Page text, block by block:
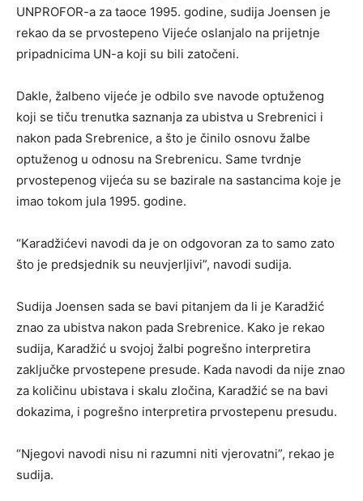
UNPROFOR-a za taoce 1995. godine, sudija Joensen je
rekao da se prvostepeno Vijeće oslanjalo na prijetnje
pripadnicima UN-a koji su bili zatočeni.
Dakle, žalbeno vijeće je odbilo sve navode optuženog
koji se tiču trenutka saznanja za ubistva u Srebrenici i
nakon pada Srebrenice, a što je činilo osnovu žalbe
optuženog u odnosu na Srebrenicu. Same tvrdnje
prvostepenog vijeća su se bazirale na sastancima koje je
imao tokom jula 1995. godine.
“Karadžićevi navodi da je on odgovoran za to samo zato
što je predsjednik su neuvjerljivi”, navodi sudija.
Sudija Joensen sada se bavi pitanjem da li je Karadžić
znao za ubistva nakon pada Srebrenice. Kako je rekao
sudija, Karadžić u svojoj žalbi pogrešno interpretira
zaključke prvostepene presude. Kada navodi da nije znao
za količinu ubistava i skalu zločina, Karadžić se na bavi
dokazima, i pogrešno interpretira prvostepenu presudu.
“Njegovi navodi nisu ni razumni niti vjerovatni”, rekao je
sudija.